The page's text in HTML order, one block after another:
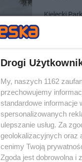
Kielecki
Nowe
Kielcach
Ponad
Rogatce w
Drogi
My, naszych 1162
przechowujemy
standardowe informacje
spersonalizowanych
ulepszanie usług. Za
geolokalizacyjnych oraz
cenimy Twoją
Zgoda jest dobrowolna